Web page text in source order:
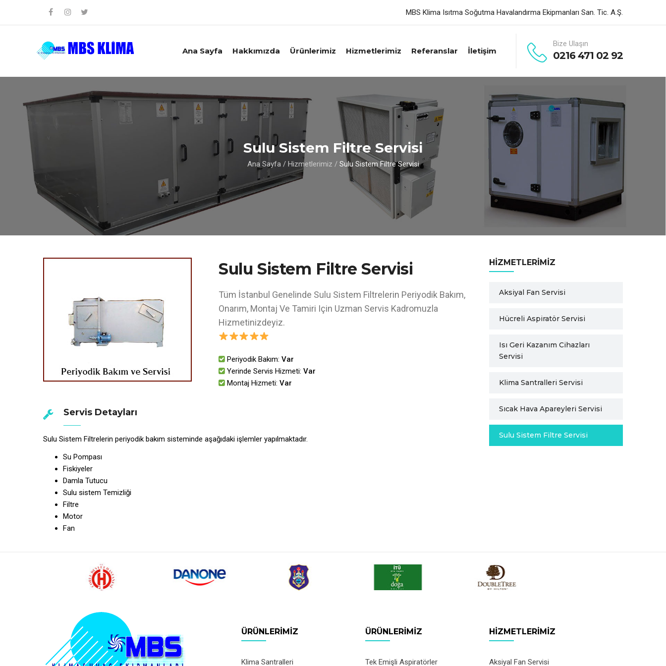
MBS Klima Isıtma Soğutma Havalandırma Ekipmanları San. Tic. A.Ş.
Ana Sayfa Hakkımızda Ürünlerimiz Hizmetlerimiz Referanslar İletişim
Bize Ulaşın
0216 471 02 92
Sulu Sistem Filtre Servisi
Ana Sayfa/ Hizmetlerimiz / Sulu Sistem Filtre Servisi
Sulu Sistem Filtre Servisi
Tüm İstanbul Genelinde Sulu Sistem Filtrelerin Periyodik Bakım,
Onarım, Montaj Ve Tamiri Için Uzman Servis Kadromuzla
Hizmetinizdeyiz.
Periyodik Bakım: Var
Yerinde Servis Hizmeti: Var
Montaj Hizmeti: Var
Servis Detayları
Sulu Sistem Filtrelerin periyodik bakım sisteminde aşağıdaki işlemler yapılmaktadır.
Su Pompası
Fiskiyeler
Damla Tutucu
Sulu sistem Temizliği
Filtre
Motor
Fan
HIZMETLERIMIZ
Aksiyal Fan Servisi
Hücreli Aspiratör Servisi
Isı Geri Kazanım Cihazları
Servisi
Klima Santralleri Servisi
Sıcak Hava Apareyleri Servisi
Sulu Sistem Filtre Servisi
ÜRÜNLERIMIZ
Klima Santralleri
ÜRÜNLERIMIZ
Tek Emişli Aspiratörler
HIZMETLERIMIZ
Aksiyal Fan Servisi